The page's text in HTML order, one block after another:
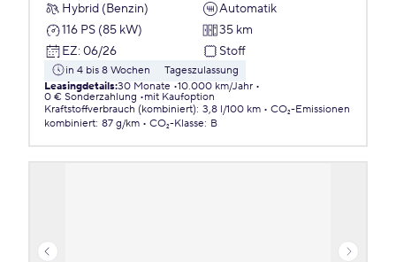
Hybrid (Benzin)
Automatik
116 PS (85 kW)
35 km
EZ: 06/26 Stoff
in 4 bis 8 Wochen
Tageszulassung
Leasingdetails:30 Monate 10.000 km/Jahr
0 € Sonderzahlung
mit Kaufoption
Kraftstoffverbrauch (kombiniert): 3,8 l/100 km
CO₂-Emissionen
kombiniert: 87 g/km CO₂-Klasse: B